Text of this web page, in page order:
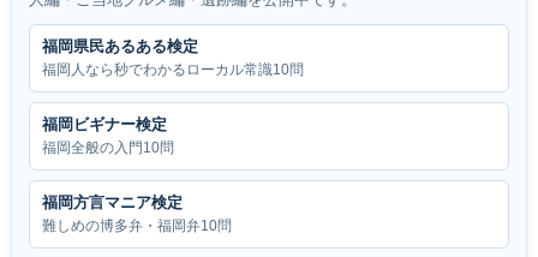
福岡県民あるある検定
福岡人なら秒でわかるローカル常識10問
福岡ビギナー検定
福岡全般の入門10問
福岡方言マニア検定
難しめの博多弁・福岡弁10問